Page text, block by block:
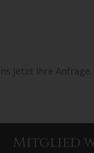
jetzt Ihre
Mitglied